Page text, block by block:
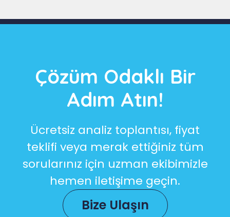
Çözüm Odaklı Bir
Adım Atın!
Ücretsiz analiz toplantısı, fiyat
teklifi veya merak ettiğiniz tüm
sorularınız için uzman ekibimizle
hemen iletişime geçin.
Bize Ulaşın